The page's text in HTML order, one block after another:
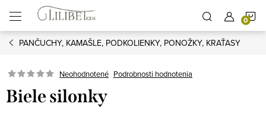
obsah
PANČUCHY, KAMAŠLE, PODKOLIENKY, PONOŽKY, KRAŤASY
Neohodnotené Podrobnosti hodnotenia
Biele silonky